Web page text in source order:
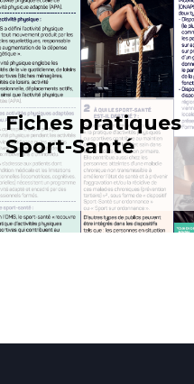
Fiches pratiques
Sport-Santé